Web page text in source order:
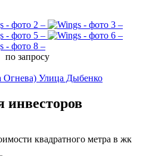
по запросу
Огнева) Улица Дыбенко
квадратного метра в жк